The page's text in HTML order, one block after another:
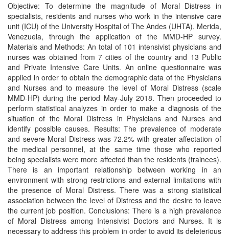
Objective: To determine the magnitude of Moral Distress in
specialists, residents and nurses who work in the intensive care
unit (ICU) of the University Hospital of The Andes (UHTA), Merida,
Venezuela, through the application of the MMD-HP survey.
Materials and Methods: An total of 101 intensivist physicians and
nurses was obtained from 7 cities of the country and 13 Public
and Private Intensive Care Units. An online questionnaire was
applied in order to obtain the demographic data of the Physicians
and Nurses and to measure the level of Moral Distress (scale
MMD-HP) during the period May-July 2018. Then proceeded to
perform statistical analyzes in order to make a diagnosis of the
situation of the Moral Distress in Physicians and Nurses and
identify possible causes. Results: The prevalence of moderate
and severe Moral Distress was 72.2% with greater affectation of
the medical personnel, at the same time those who reported
being specialists were more affected than the residents (trainees).
There is an important relationship between working in an
environment with strong restrictions and external limitations with
the presence of Moral Distress. There was a strong statistical
association between the level of Distress and the desire to leave
the current job position. Conclusions: There is a high prevalence
of Moral Distress among Intensivist Doctors and Nurses. It is
necessary to address this problem in order to avoid its deleterious